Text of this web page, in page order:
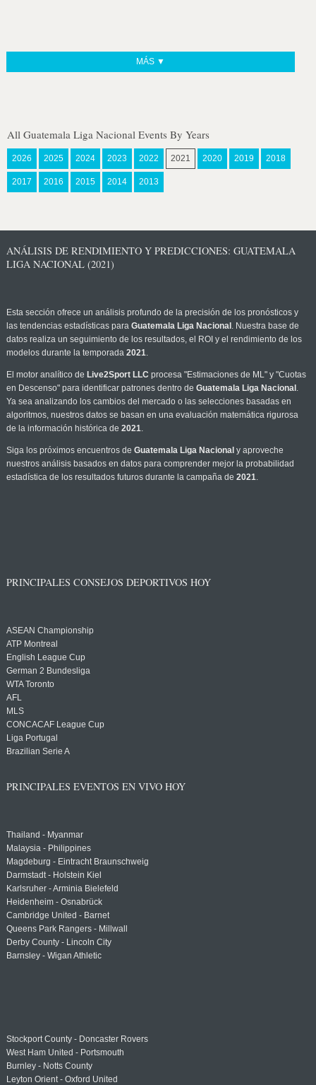
MÁS ▼
All Guatemala Liga Nacional Events By Years
2026 2025 2024 2023 2022 2021 2020 2019 2018
2017 2016 2015 2014 2013
ANÁLISIS DE RENDIMIENTO Y PREDICCIONES: GUATEMALA
LIGA NACIONAL (2021)
Esta sección ofrece un análisis profundo de la precisión de los pronósticos y
las tendencias estadísticas para Guatemala Liga Nacional . Nuestra base de
datos realiza un seguimiento de los resultados, el ROI y el rendimiento de los
modelos durante la temporada 2021.
El motor analítico de Live2Sport LLC procesa "Estimaciones de ML" y "Cuotas
en Descenso" para identificar patrones dentro de Guatemala Liga Nacional .
Ya sea analizando los cambios del mercado o las selecciones basadas en
algoritmos, nuestros datos se basan en una evaluación matemática rigurosa
de la información histórica de 2021.
Siga los próximos encuentros de Guatemala Liga Nacional y aproveche
nuestros análisis basados en datos para comprender mejor la probabilidad
estadística de los resultados futuros durante la campaña de 2021.
PRINCIPALES CONSEJOS DEPORTIVOS HOY
ASEAN Championship
ATP Montreal
English League Cup
German 2 Bundesliga
WTA Toronto
AFL
MLS
CONCACAF League Cup
Liga Portugal
Brazilian Serie A
PRINCIPALES EVENTOS EN VIVO HOY
Thailand - Myanmar
Malaysia - Philippines
Magdeburg - Eintracht Braunschweig
Darmstadt - Holstein Kiel
Karlsruher - Arminia Bielefeld
Heidenheim - Osnabrück
Cambridge United - Barnet
Queens Park Rangers - Millwall
Derby County - Lincoln City
Barnsley - Wigan Athletic
Stockport County - Doncaster Rovers
West Ham United - Portsmouth
Burnley - Notts County
Leyton Orient - Oxford United